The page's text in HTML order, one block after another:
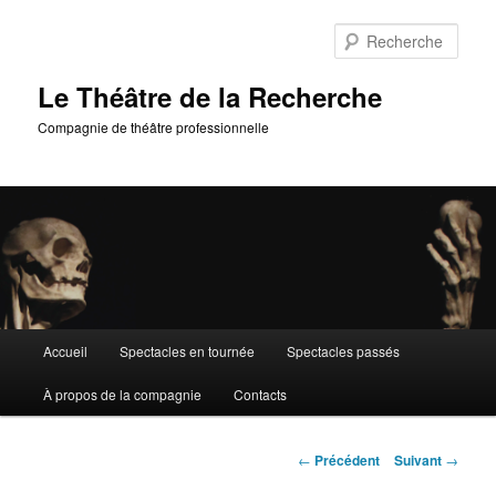
Le Théâtre de la Recherche
Compagnie de théâtre professionnelle
principal
Accueil Spectacles en tournée Spectacles passés
À propos de la compagnie Contacts
Navigation
← Précédent Suivant →